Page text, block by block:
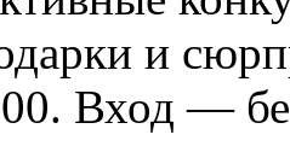
и
Вход —